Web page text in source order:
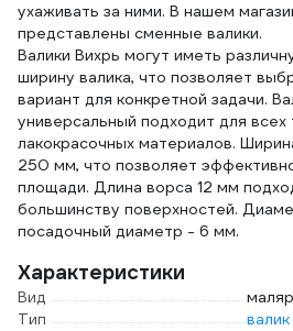
ухаживать за ними. В нашем
представлены сменные валики.
Валики Вихрь могут иметь
ширину валика, что позволяет
вариант для конкретной задачи.
универсальный подходит для всех
лакокрасочных материалов.
250 мм, что позволяет
площади. Длина ворса 12 мм
большинству поверхностей.
посадочный диаметр - 6 мм.
Характеристики
Вид
Тип